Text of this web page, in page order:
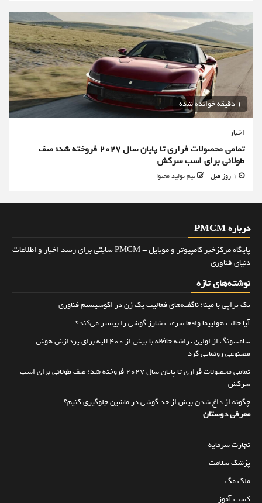
1 دقیقه خوانده شده
اخبار
تمامی محصولات فراری تا پایان سال ۲۰۲۷ فروخته شد؛ صف
طولانی برای اسب سرکش
تیم تولید محتوا
درباره PMCM
پایگاه مرکزخبر کامپیوتر و موبایل - PMCM سایتی برای رسد اخبار و اطلاعات
دنیای فناوری
نوشته‌های تازه
تک تراپی با مینا؛ ناگفته‌های فعالیت یک زن در اکوسیستم فناوری
آیا حالت هواپیما واقعا سرعت شارژ گوشی را بیشتر می‌کند؟
سامسونگ از اولین تراشه حافظه با بیش از ۴۰۰ لایه برای پردازش هوش
مصنوعی رونمایی کرد
تمامی محصولات فراری تا پایان سال ۲۰۲۷ فروخته شد؛ صف طولانی برای اسب
سرکش
چگونه از داغ شدن بیش از حد گوشی در ماشین جلوگیری کنیم؟
معرفی دوستان
تجارت سرمایه
پزشک سلامت
ملک مگ
کشت آموز